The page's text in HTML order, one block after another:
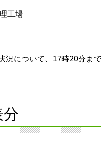
工場
況について、17時20分ま
分